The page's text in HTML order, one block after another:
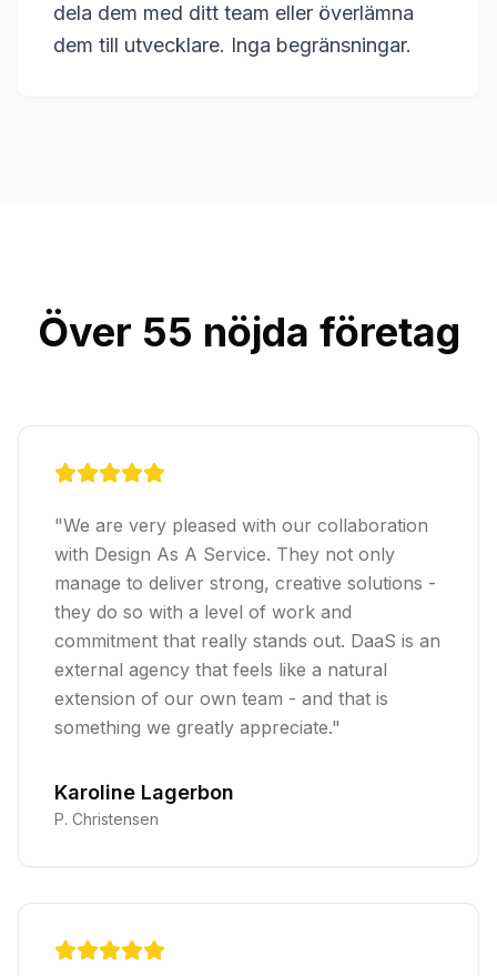
dela dem med ditt team eller överlämna
dem till utvecklare. Inga begränsningar.
Över 55 nöjda företag
"We are very pleased with our collaboration
with Design As A Service. They not only
manage to deliver strong, creative solutions -
they do so with a level of work and
commitment that really stands out. DaaS is an
external agency that feels like a natural
extension of our own team - and that is
something we greatly appreciate."
Karoline Lagerbon
P. Christensen